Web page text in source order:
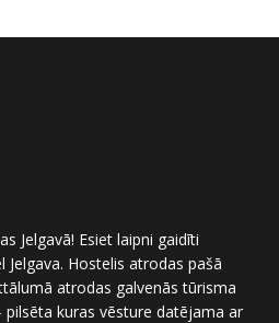
Jelgavā! Esiet laipni gaidīti
Hostelis atrodas pašā
atrodas galvenās tūrisma
pilsēta kuras vēsture datējama ar